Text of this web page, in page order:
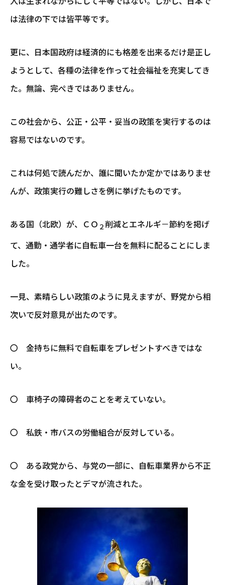
は法律の下では皆平等です。
更に、日本国政府は経済的にも格差を出来るだけ是正し
ようとして、各種の法律を作って社会福祉を充実してき
た。無論、完ぺきではありません。
この社会から、公正・公平・妥当の政策を実行するのは
容易ではないのです。
これは何処で読んだか、誰に聞いたか定かではありませ
んが、政策実行の難しさを例に挙げたものです。
ある国（北欧）が、ＣＯ ２削減とエネルギ－節約を掲げ
て、通勤・通学者に自転車一台を無料に配ることにしま
した。
一見、素晴らしい政策のように見えますが、野党から相
次いで反対意見が出たのです。
〇 金持ちに無料で自転車をプレゼントすべきではな
い。
〇 車椅子の障碍者のことを考えていない。
〇 私鉄・市バスの労働組合が反対している。
〇 ある政党から、与党の一部に、自転車業界から不正
な金を受け取ったとデマが流された。